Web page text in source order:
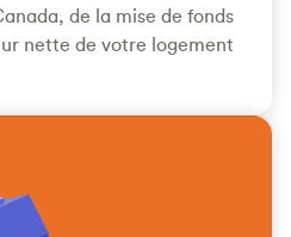
de la mise de fonds
nette de votre logement